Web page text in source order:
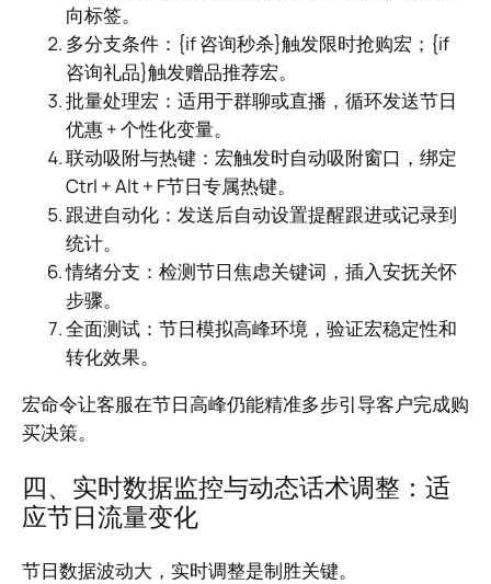
向标签。
多分支条件：{if 咨询秒杀}触发限时抢购宏；{if
咨询礼品}触发赠品推荐宏。
批量处理宏：适用于群聊或直播，循环发送节日
优惠 + 个性化变量。
联动吸附与热键：宏触发时自动吸附窗口，绑定
Ctrl + Alt + F节日专属热键。
跟进自动化：发送后自动设置提醒跟进或记录到
统计。
情绪分支：检测节日焦虑关键词，插入安抚关怀
步骤。
全面测试：节日模拟高峰环境，验证宏稳定性和
转化效果。
宏命令让客服在节日高峰仍能精准多步引导客户完成购
买决策。
四、实时数据监控与动态话术调整：适
应节日流量变化
节日数据波动大，实时调整是制胜关键。